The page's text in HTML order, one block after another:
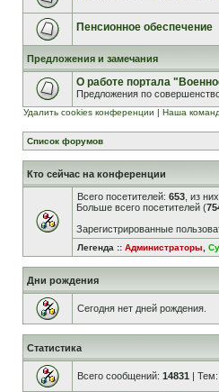
Пенсионное обеспечение
Предложения и замечания
О работе портала
Предложения по
Удалить cookies конференции | Наша
Список форумов
Кто сейчас на конференции
Всего посетителей: 653 , из
Больше всего посетителей (
Зарегистрированные
Легенда :: Администраторы
Дни рождения
Сегодня нет дней рождения.
Статистика
Всего сообщений: 14831 | Тем: